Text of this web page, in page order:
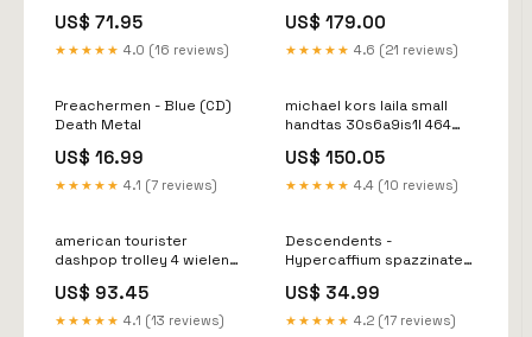
US$ 71.95
★★★★★ 4.0 (16 reviews)
US$ 179.00
★★★★★ 4.6 (21 reviews)
Preachermen - Blue (CD)
Death Metal
US$ 16.99
★★★★★ 4.1 (7 reviews)
michael kors laila small
handtas 30s6a9is1l 464
US$ 150.05
★★★★★ 4.4 (10 reviews)
american tourister
dashpop trolley 4 wielen
YGroup_t3f1d25-001
US$ 93.45
★★★★★ 4.1 (13 reviews)
Descendents -
Hypercaffium spazzinate
US$ 34.99
★★★★★ 4.2 (17 reviews)